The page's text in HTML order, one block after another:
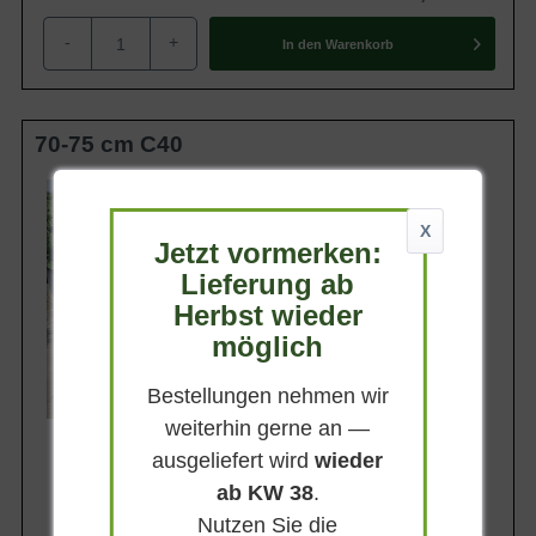
- + In den Warenkorb
70-75 cm C40
Immergrün
Dunkelgrün
Standort
Sonnig - schattig
Lieferbar
X
Jetzt vormerken:
Lieferung ab
Herbst wieder
möglich
Bestellungen nehmen wir
weiterhin gerne an —
ausgeliefert wirdwieder
ab KW 38.
Nutzen Sie die